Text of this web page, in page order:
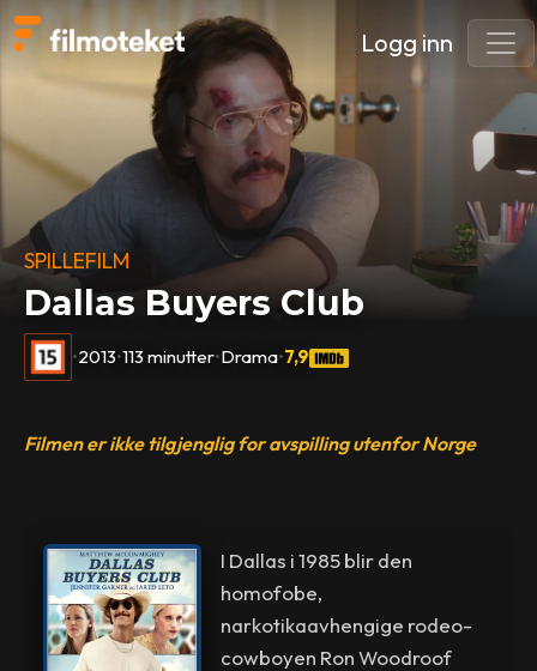
Logg inn
SPILLEFILM
Dallas Buyers Club
•2013•113 minutter•Drama•7,9
Filmen er ikke tilgjenglig for avspilling utenfor Norge
I Dallas i 1985 blir den
homofobe,
narkotikaavhengige rodeo-
cowboyen Ron Woodroof